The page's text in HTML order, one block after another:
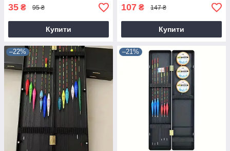
35 ₴ 95 ₴
Купити
107 ₴ 147 ₴
Купити
–22% –21%